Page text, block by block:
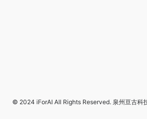
© 2024 iForAI All Rights Reserved. 泉州亘古科